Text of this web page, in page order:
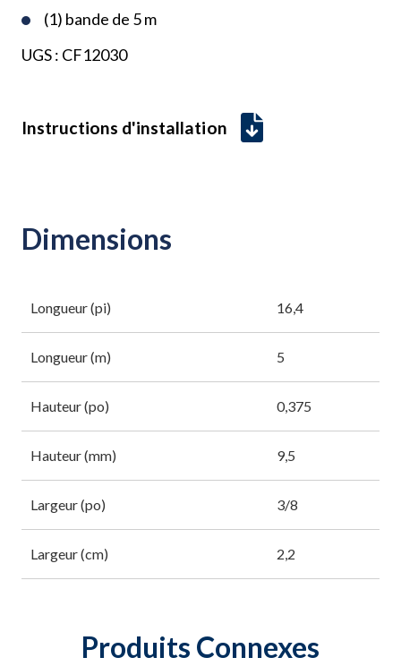
(1) bande de 5 m
UGS : CF12030
Instructions d'installation
Dimensions
Longueur (pi) 16,4
Longueur (m) 5
Hauteur (po) 0,375
Hauteur (mm) 9,5
Largeur (po) 3/8
Largeur (cm) 2,2
Produits Connexes